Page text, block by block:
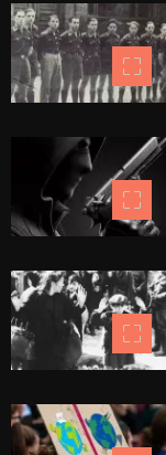
u
l
ä
r